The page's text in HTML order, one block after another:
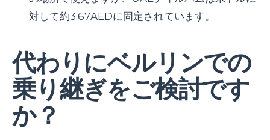
対して約3.67AEDに固定されています。
代わりにベルリンでの
乗り継ぎをご検討です
か？